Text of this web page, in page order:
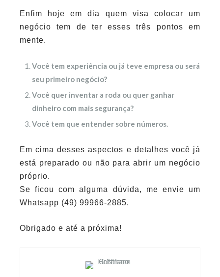
Enfim hoje em dia quem visa colocar um
negócio tem de ter esses três pontos em
mente.
Você tem experiência ou já teve empresa ou será
seu primeiro negócio?
Você quer inventar a roda ou quer ganhar
dinheiro com mais segurança?
Você tem que entender sobre números.
Em cima desses aspectos e detalhes você já
está preparado ou não para abrir um negócio
próprio.
Se ficou com alguma dúvida, me envie um
Whatsapp (49) 99966-2885.
Obrigado e até a próxima!